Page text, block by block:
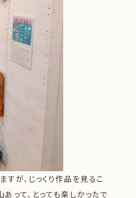
が、じっくり作品を見るこ
って、とっても楽しかったで